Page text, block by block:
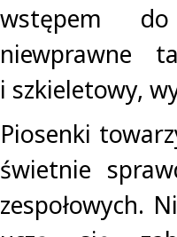
wstępem
niewprawne
i szkieletowy,
Piosenki
świetnie
zespołowych.